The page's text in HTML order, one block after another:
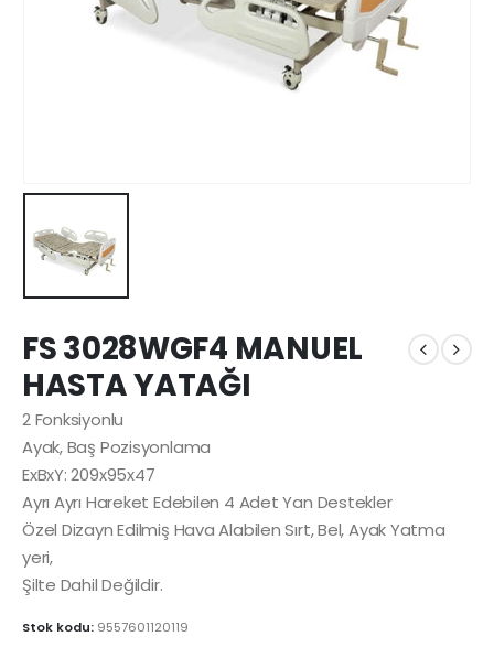
FS 3028WGF4 MANUEL
HASTA YATAĞI
2 Fonksiyonlu
Ayak, Baş Pozisyonlama
ExBxY: 209x95x47
Ayrı Ayrı Hareket Edebilen 4 Adet Yan Destekler
Özel Dizayn Edilmiş Hava Alabilen Sırt, Bel, Ayak Yatma
yeri,
Şilte Dahil Değildir.
Stok kodu: 9557601120119